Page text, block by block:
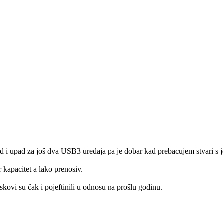
i upad za još dva USB3 uređaja pa je dobar kad prebacujem stvari
kapacitet a lako prenosiv.
su čak i pojeftinili u odnosu na prošlu godinu.